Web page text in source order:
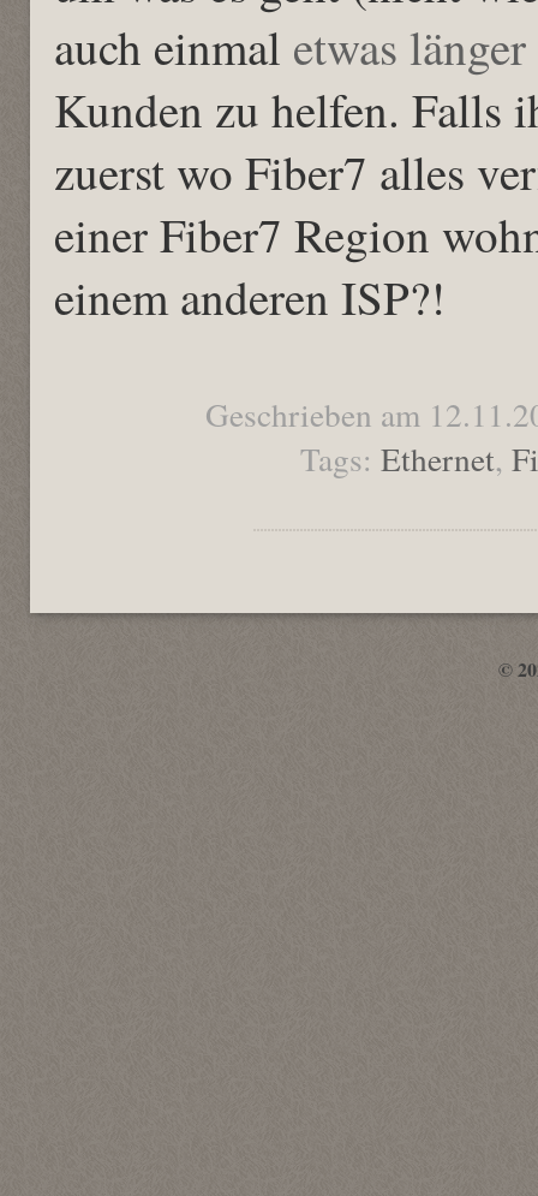
auch einmal etwas
Kunden zu helfen. Falls
zuerst wo Fiber7 alles
einer Fiber7 Region
einem anderen ISP?!
Geschrieben am
Tags: Ethernet,
©